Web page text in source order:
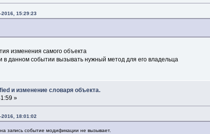
2016, 15:29:23
изменения самого объекта
в данном событии вызывать нужный метод для его владельца
и изменение словаря объекта.
»
2016, 18:01:02
запись событие модификации не вызывает.